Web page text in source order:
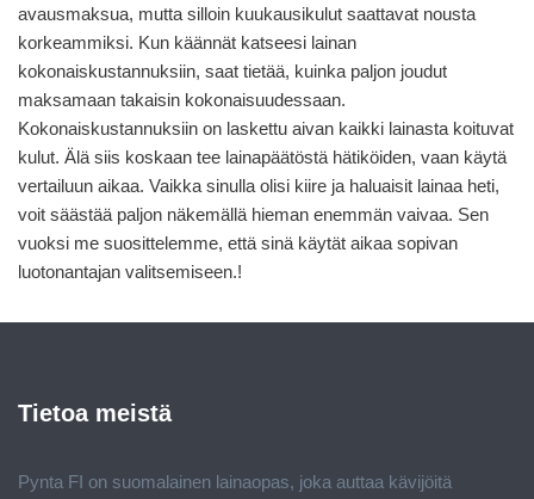
avausmaksua, mutta silloin kuukausikulut saattavat nousta
korkeammiksi. Kun käännät katseesi lainan
kokonaiskustannuksiin, saat tietää, kuinka paljon joudut
maksamaan takaisin kokonaisuudessaan.
Kokonaiskustannuksiin on laskettu aivan kaikki lainasta koituvat
kulut. Älä siis koskaan tee lainapäätöstä hätiköiden, vaan käytä
vertailuun aikaa. Vaikka sinulla olisi kiire ja haluaisit lainaa heti,
voit säästää paljon näkemällä hieman enemmän vaivaa. Sen
vuoksi me suosittelemme, että sinä käytät aikaa sopivan
luotonantajan valitsemiseen.!
Tietoa meistä
Pynta FI on suomalainen lainaopas, joka auttaa kävijöitä